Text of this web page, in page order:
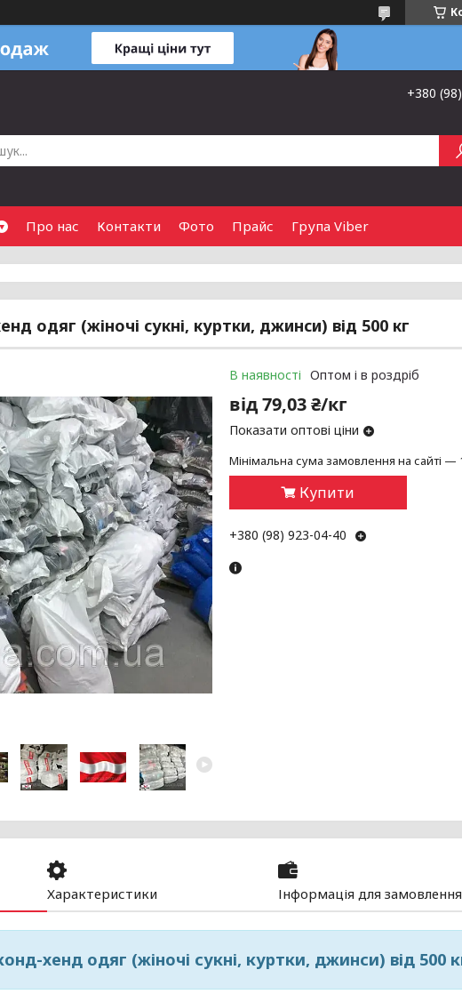
+380
Про нас Контакти Фото Прайс Група Viber
одяг (жіночі сукні, куртки, джинси) від 500 кг
В наявності Оптом і в роздріб
від79,03 ₴/кг
Показати оптові ціни
Мінімальна сума замовлення на сайті —
Купити
+380 (98) 923-04-40
Характеристики Інформація для замовлення
хенд одяг (жіночі сукні, куртки, джинси) від 500